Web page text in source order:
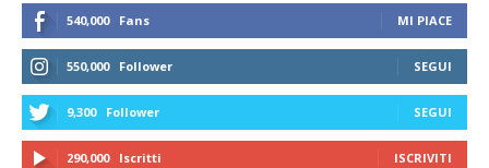
540,000 Fans MI PIACE
550,000 Follower SEGUI
9,300 Follower SEGUI
290,000 Iscritti ISCRIVITI